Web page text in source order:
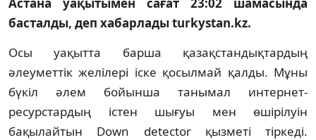
басталды, деп хабарлады turkystan.kz.
Осы уақытта барша қазақстандықтардың
әлеуметтік желілері іске қосылмай қалды. Мұны
бүкіл әлем бойынша танымал интернет-
ресурстардың істен шығуы мен өшірілуін
бақылайтын Down detector қызметі тіркеді.